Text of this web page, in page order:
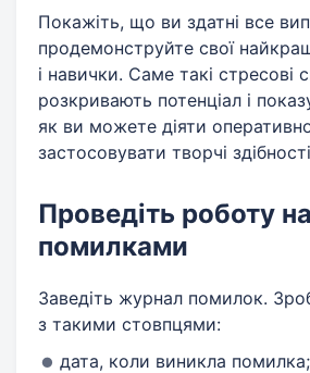
Покажіть, що ви здатні все
продемонструйте свої
і навички. Саме такі стресові
розкривають потенціал і
як ви можете діяти
застосовувати творчі
Проведіть роботу
помилками
Заведіть журнал помилок.
з такими стовпцями:
дата, коли виникла помилка;